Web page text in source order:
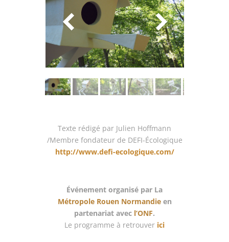
Texte rédigé par Julien Hoffmann
/Membre fondateur de DEFI-Écologique
http://www.defi-ecologique.com/
Événement organisé par La
Métropole Rouen Normandieen
partenariat avec l’ONF.
Le programme à retrouver ici